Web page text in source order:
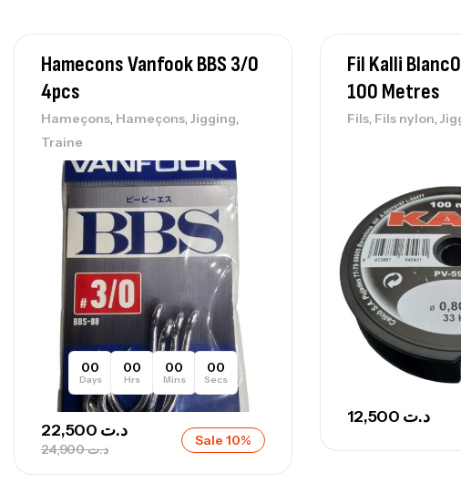
Hamecons Vanfook BBS 3/0
4pcs
Hameçons, Hameçons, Jigging,
Traine
00
Days
00
Hrs
00
Mins
00
Secs
د.ت24,900
د.ت Sale 10%
Fil Kalli
100 Metres
Fils, Fils nylon,
د.ت